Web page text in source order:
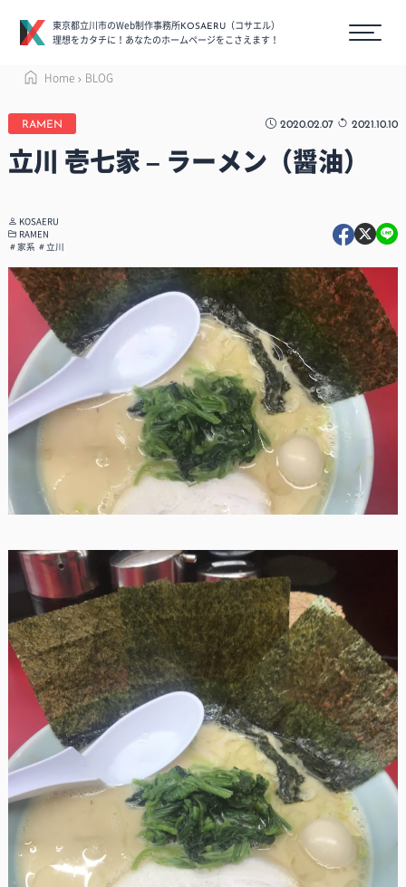
東京都立川市のWeb制作事務所KOSAERU
（コサエル）
理想をカタチに！あなたのホームページをこさえます！
Home BLOG
RAMEN 2020.02.07 2021.10.10
立川 壱七家 – ラーメン（醤油）
KOSAERU
RAMEN
家系
立川